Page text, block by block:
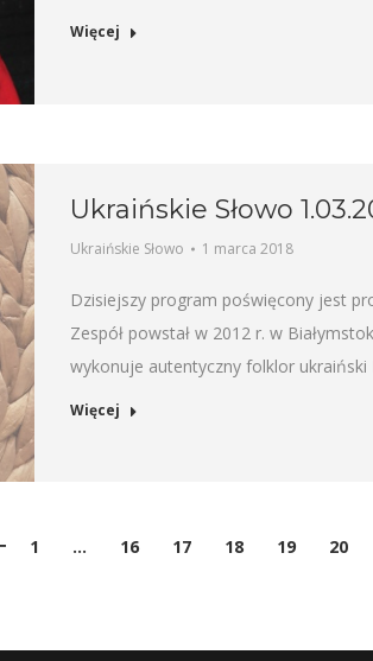
Więcej
Ukraińskie Słowo
Ukraińskie Słowo 1 marca 2018
Dzisiejszy program poświęcony jest
Zespół powstał w 2012 r. w
wykonuje autentyczny folklor ukraiński
Więcej
1 … 16 17 18 19 20